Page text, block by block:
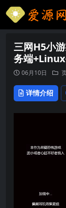
三网H5小
务端
06月10日
详情介绍